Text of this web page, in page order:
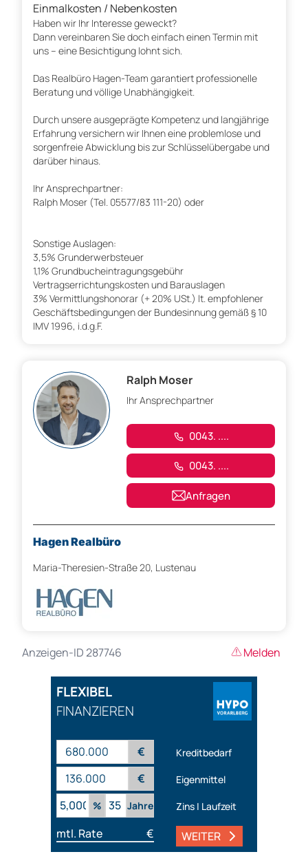
Einmalkosten / Nebenkosten
Haben wir Ihr Interesse geweckt?
Dann vereinbaren Sie doch einfach einen Termin mit
uns – eine Besichtigung lohnt sich.
Das Realbüro Hagen-Team garantiert professionelle
Beratung und völlige Unabhängigkeit.
Durch unsere ausgeprägte Kompetenz und langjährige
Erfahrung versichern wir Ihnen eine problemlose und
sorgenfreie Abwicklung bis zur Schlüsselübergabe und
darüber hinaus.
Ihr Ansprechpartner:
Ralph Moser (Tel. 05577/83 111-20) oder
Sonstige Auslagen:
3,5% Grunderwerbsteuer
1,1% Grundbucheintragungsgebühr
Vertragserrichtungskosten und Barauslagen
3% Vermittlungshonorar (+ 20% USt.) lt. empfohlener
Geschäftsbedingungen der Bundesinnung gemäß § 10
IMV 1996, i.d.g.F.
Ralph Moser
Ihr Ansprechpartner
0043. ....
0043. ....
Anfragen
Hagen Realbüro
Maria-Theresien-Straße 20, Lustenau
Anzeigen-ID 287746 Melden
FLEXIBEL
FINANZIEREN
€ Kreditbedarf
€
Eigenmittel
%
Jahre Zins | Laufzeit
mtl. Rate € WEITER